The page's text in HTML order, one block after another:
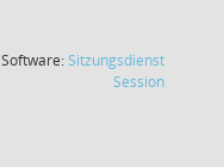
Software:Sitzungsdienst
Session(Wird in